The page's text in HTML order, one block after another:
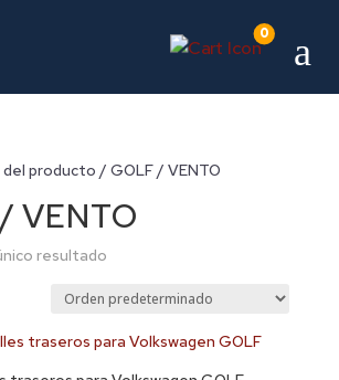
0 a
producto / GOLF / VENTO
VENTO
resultado